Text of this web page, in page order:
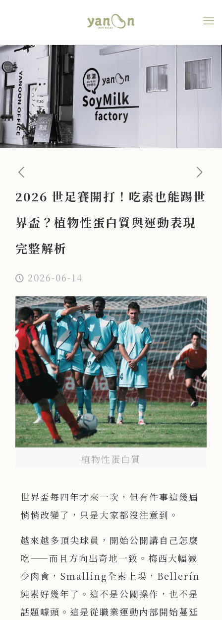
2026 世足賽開打！吃素也能
踢世界盃？植物性蛋白質與
運動表現完整解析
2026 世足賽開打！吃素也能踢世
界盃？植物性蛋白質與運動表現
完整解析
2026-06-14
植物性蛋白質
世界盃每四年才來一次，但有件事這幾屆
悄悄改變了，只是大家都沒注意到。
越來越多頂尖球員，開始公開講自己怎麼
吃——而且方向出奇地一致。梅西大幅減
少肉食，Smalling全素上場，Bellerín
純素好幾年了。這不是公關操作，也不是
話題噱頭。這是從職業運動內部開始蔓延